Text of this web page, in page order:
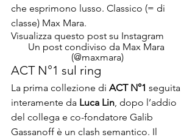
che esprimono lusso. Classico (= di
classe) Max Mara.
Visualizza questo post su Instagram
Un post condiviso da Max Mara
(@maxmara)
ACT N°1 sul ring
La prima collezione di ACT N°1 seguita
interamente da Luca Lin, dopo l’addio
del collega e co-fondatore Galib
Gassanoff è un clash semantico. Il